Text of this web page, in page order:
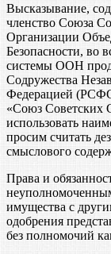
Высказывание,
членство Союза
Организации
Безопасности, во
системы ООН
Содружества
Федерацией
«Союз Советских
использовать
просим считать
смыслового
Права и
имущества с
одобрения
без полномочий